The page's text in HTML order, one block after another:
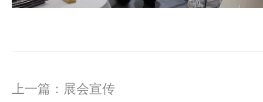
上一篇： 展会宣传